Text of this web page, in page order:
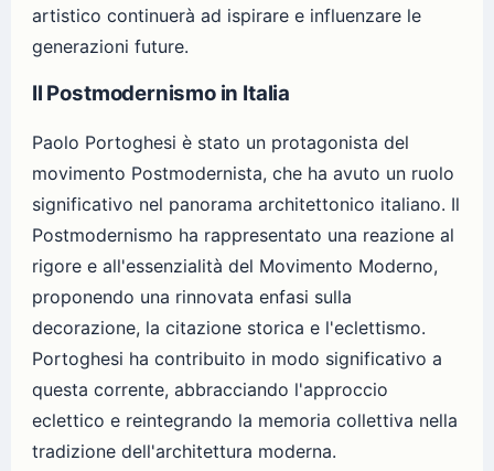
artistico continuerà ad ispirare e influenzare le
generazioni future.
Il Postmodernismo in Italia
Paolo Portoghesi è stato un protagonista del
movimento Postmodernista, che ha avuto un ruolo
significativo nel panorama architettonico italiano. Il
Postmodernismo ha rappresentato una reazione al
rigore e all'essenzialità del Movimento Moderno,
proponendo una rinnovata enfasi sulla
decorazione, la citazione storica e l'eclettismo.
Portoghesi ha contribuito in modo significativo a
questa corrente, abbracciando l'approccio
eclettico e reintegrando la memoria collettiva nella
tradizione dell'architettura moderna.